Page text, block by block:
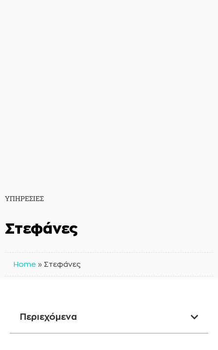
ΥΠΗΡΕΣΙΕΣ
Στεφάνες
Home » Στεφάνες
Περιεχόμενα